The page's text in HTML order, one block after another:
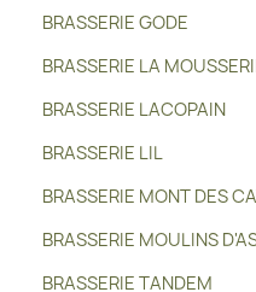
BRASSERIE GODE
BRASSERIE LA
BRASSERIE LACOPAIN
BRASSERIE LIL
BRASSERIE MONT DES
BRASSERIE MOULINS
BRASSERIE TANDEM